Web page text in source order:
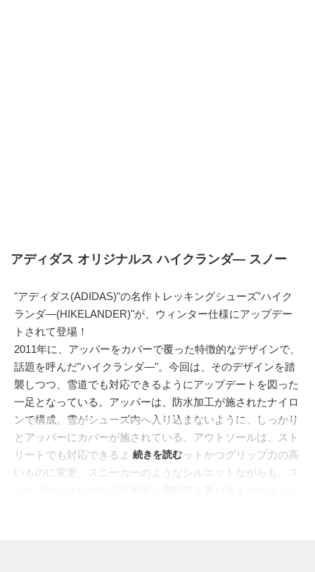
アディダス オリジナルス ハイクランダ― スノー
"アディダス(ADIDAS)"の名作トレッキングシューズ"ハイク
ランダ―(HIKELANDER)"が、ウィンター仕様にアップデー
トされて登場！
2011年に、アッパーをカバーで覆った特徴的なデザインで、
話題を呼んだ"ハイクランダ―"。今回は、そのデザインを踏
襲しつつ、雪道でも対応できるようにアップデートを図った
一足となっている。アッパーは、防水加工が施されたナイロ
ンで構成。雪がシューズ内へ入り込まないように、しっかり
とアッパーにカバーが施されている。アウトソールは、スト
リートでも対応できるように、フラットかつグリップ力の高
いものに変更。スニーカーのようなシルエットながらも、ス
続きを読む